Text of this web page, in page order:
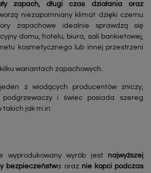
zapach, długi czas działania oraz
niezapomniany klimat dzięki czemu
zapachowe idealnie sprawdzą się
domu, hotelu, biura, sali bankietowej,
kosmetycznego lub innej przestrzeni
wariantach zapachowych.
z wiodących producentów zniczy,
podgrzewaczy i świec posiada szereg
jak m.in:
wyprodukowany wyrób jest najwyższej
bezpieczeństwa oraz nie kopci podczas